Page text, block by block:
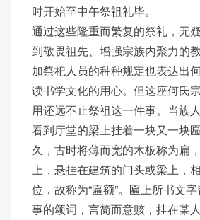
时开始至中午祭祖礼毕。
通过这些隆重而繁复的祭礼，无
到敬畏祖先、增强宗族内聚力的
加祭祀人员的种种规定也表达出
读书学文化的用心。但这座何氏
用还远不止祭祖这一件事。当族
看到厅堂的梁上挂着一块又一块
久，古时将薄而宽的木板称为扁
上，悬挂在建筑的门头或梁上，
位，故称为“匾额”。匾上所书文
事的颂词，言简而意赅，挂在某